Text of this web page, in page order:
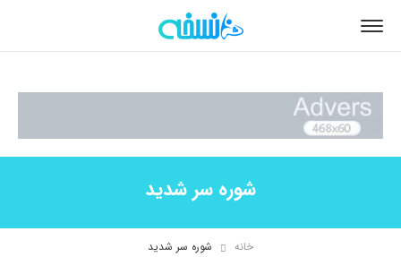
شوره سر شدید
خانه شوره سر شدید